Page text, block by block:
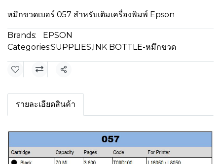
หมึกขวดเบอร์ 057 สำหรับเติมเครื่องพิมพ์ Epson
Brands:
EPSON
Categories:SUPPLIES,INK BOTTLE-หมึกขวด
Share
รายละเอียดสินค้า